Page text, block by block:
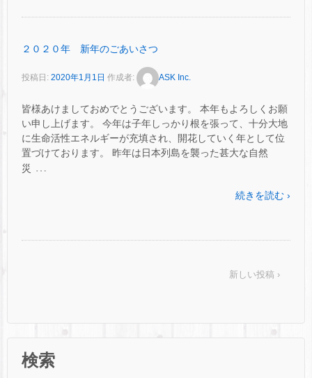
２０２０年 新年のごあいさつ
投稿日: 2020年1月1日 作成者: ASK Inc.
皆様あけましておめでとうございます。 本年もよろしくお願
い申し上げます。 今年は子年しっかり根を張って、十分大地
に生命活性エネルギーが充填され、開花していく年として位
置づけております。 昨年は日本列島を襲った甚大な自然
災 …
続きを読む ›
新しい投稿 ›
検索